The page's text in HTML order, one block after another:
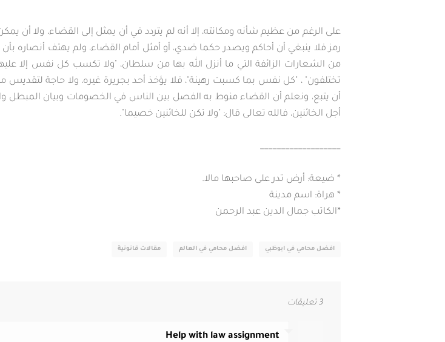
على الرغم من عظيم شأنه ومكانته، إلا أنه لم يتردد في أن يمثل إلى القضاء، ولا
رمز فلا ينبغي أن أحاكم ويصدر حكما ضدي، أو أمثل أمام القضاء، ولم يهتف أنصاره
من الشعارات الزائفة التي ما أنزل الله بها من سلطان، "ولا تكسب كل نفس إلا
تختلفون" ، "كل نفس بما كسبت رهينة"، فلا يؤخذ أحد بجريرة غيره، ولا حاجة
أن يتبع، ونعلم أن القضاء منوط به الفصل بين الناس في الخصومات وبيان المبطل
أجل الخائنين، فالله تعالى قال: "ولا تكن للخائنين خصيما".
___________________
* ضيعة: أرض تدر على صاحبها مالا.
* هراة: اسم مدينة
*الكاتب جمال الدين عبد الرحمن
افضل محامي في ابوظبي افضل محامي في العالم مقالات قانونية
3 تعليقات
Help with law assignment